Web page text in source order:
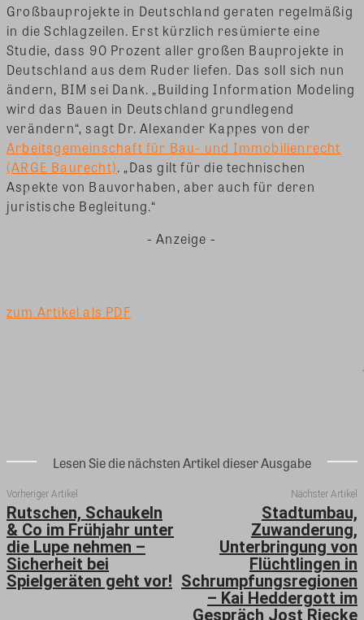
Großbauprojekte in Deutschland geraten regelmäßig
in die Schlagzeilen. Erst kürzlich resümierte eine
Studie, dass 90 Prozent aller großen Bauprojekte in
Deutschland aus dem Ruder liefen. Das soll sich nun
ändern, BIM sei Dank. „Building Information Modeling
wird das Bauen in Deutschland grundlegend
verändern“, sagt Dr. Alexander Kappes von der
Arbeitsgemeinschaft für Bau- und Immobilienrecht
(ARGE Baurecht). „Das gilt für die technischen
Aspekte von Bauvorhaben, aber auch für deren
juristische Begleitung.“
- Anzeige -
zum Artikel als PDF
Lesen Sie die nächsten Artikel dieser Ausgabe
Vorheriger Artikel
Rutschen, Schaukeln
& Co im Frühjahr unter
die Lupe nehmen –
Sicherheit bei
Spielgeräten geht vor!
Nächster Artikel
Stadtumbau,
Zuwanderung,
Unterbringung von
Flüchtlingen in
Schrumpfungsregionen
– Kai Heddergott im
Gespräch Jost Riecke